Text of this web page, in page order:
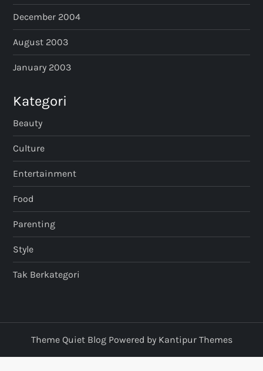
December 2004
August 2003
January 2003
Kategori
Beauty
Culture
Entertainment
Food
Parenting
Style
Tak Berkategori
Theme Quiet Blog Powered by Kantipur Themes